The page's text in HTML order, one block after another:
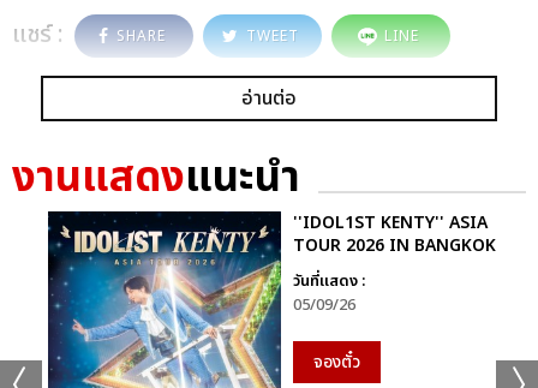
แชร์ : SHARE TWEET LINE
อ่านต่อ
งานแสดงแนะนำ
''IDOL1ST KENTY'' ASIA
TOUR 2026 IN BANGKOK
วันที่แสดง :
05/09/26
จองตั๋ว